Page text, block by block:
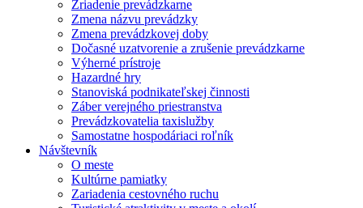
Zriadenie prevádzkarne
Zmena názvu prevádzky
Zmena prevádzkovej doby
Dočasné uzatvorenie a zrušenie prevádzkarne
Výherné prístroje
Hazardné hry
Stanoviská podnikateľskej činnosti
Záber verejného priestranstva
Prevádzkovatelia taxislužby
Samostatne hospodáriaci roľník
Návštevník
O meste
Kultúrne pamiatky
Zariadenia cestovného ruchu